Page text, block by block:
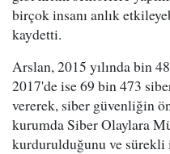
birçok insanı anlık
kaydetti.
Arslan, 2015 yılında bin
2017'de ise 69 bin 473
vererek, siber güvenliğin
kurumda Siber Olaylara
kurdurulduğunu ve sürekli